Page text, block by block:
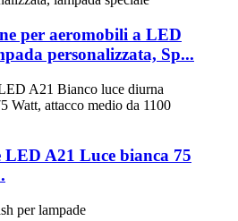
per aeromobili a LED
personalizzata, Sp...
A21 Luce bianca 75